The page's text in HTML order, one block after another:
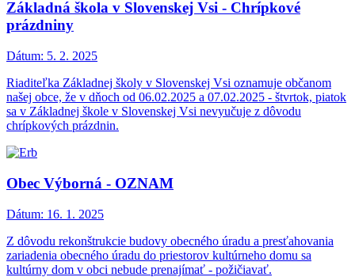
Základná škola v Slovenskej Vsi - Chrípkové
prázdniny
Dátum: 5. 2. 2025
Riaditeľka Základnej školy v Slovenskej Vsi oznamuje občanom
našej obce, že v dňoch od 06.02.2025 a 07.02.2025 - štvrtok, piatok
sa v Základnej škole v Slovenskej Vsi nevyučuje z dôvodu
chrípkových prázdnin.
Obec Výborná - OZNAM
Dátum: 16. 1. 2025
Z dôvodu rekonštrukcie budovy obecného úradu a presťahovania
zariadenia obecného úradu do priestorov kultúrneho domu sa
kultúrny dom v obci nebude prenajímať - požičiavať.